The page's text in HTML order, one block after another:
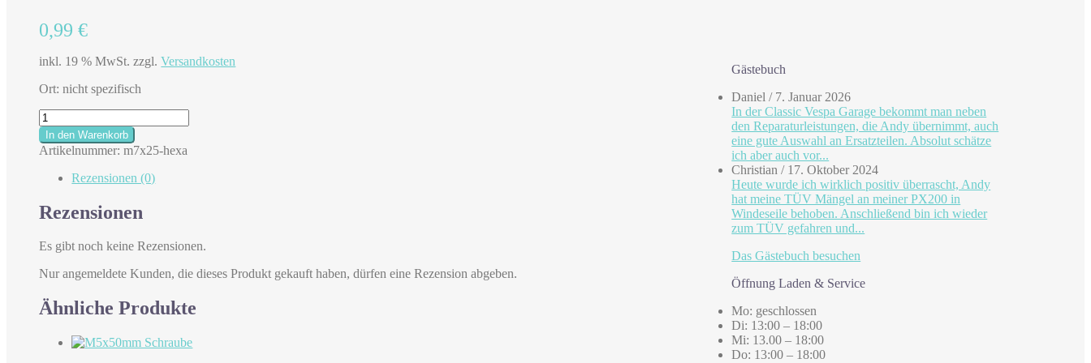
0,99€
inkl. 19 % MwSt. zzgl.Versandkosten
Ort: nicht spezifisch
M7
x
25
mm
Sechskant
Menge
In den Warenkorb
Artikelnummer:m7x25-hexa
Rezensionen (0)
Rezensionen
Es gibt noch keine Rezensionen.
Nur angemeldete Kunden, die dieses Produkt gekauft haben, dürfen eine Rezension abgeben.
Ähnliche Produkte
Gästebuch
Daniel / 7. Januar 2026
In der Classic Vespa Garage bekommt man neben
den Reparaturleistungen, die Andy übernimmt, auch
eine gute Auswahl an Ersatzteilen. Absolut schätze
ich aber auch vor...
Christian / 17. Oktober 2024
Heute wurde ich wirklich positiv überrascht, Andy
hat meine TÜV Mängel an meiner PX200 in
Windeseile behoben. Anschließend bin ich wieder
zum TÜV gefahren und...
Das Gästebuch besuchen
Öffnung Laden & Service
Mo: geschlossen
Di: 13:00 – 18:00
Mi: 13.00 – 18:00
Do: 13:00 – 18:00